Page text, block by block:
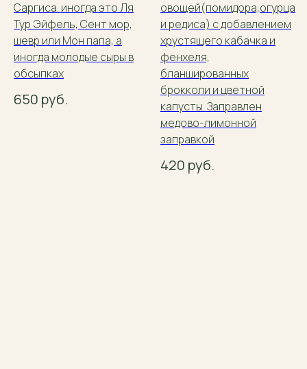
Саргиса. иногда это Ля
Тур Эйфель, Сент мор,
шевр или Мон папа, а
иногда молодые сыры в
обсыпках
650 руб.
овощей(помидора,огурца
и редиса) с добавлением
хрустящего кабачка и
фенхеля,
бланшированных
брокколи и цветной
капусты. Заправлен
медово-лимонной
заправкой
420 руб.